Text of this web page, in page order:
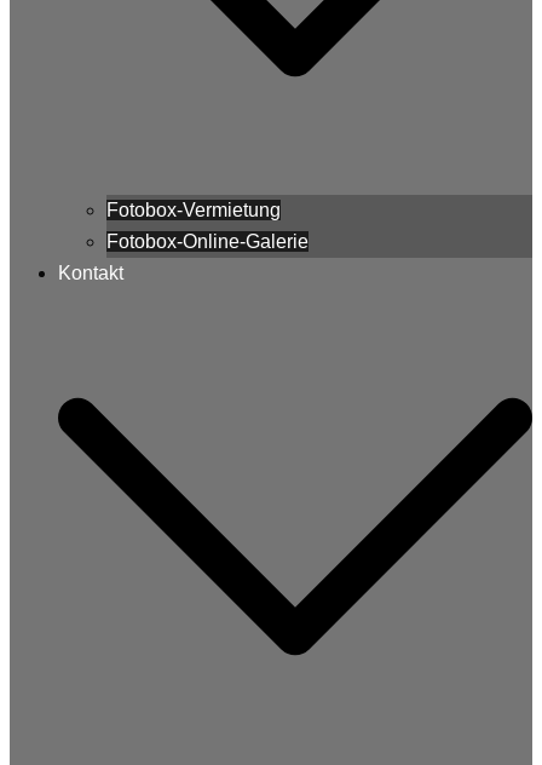
Fotobox-Vermietung
Fotobox-Online-Galerie
Kontakt